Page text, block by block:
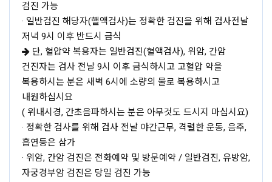
검진 가능
· 일반검진 해당자(핼액검사)는 정확한 검진을 위해 검사전날
저녁 9시 이후 반드시 금식
단, 혈압약 복용자는 일반검진(혈액검사), 위암, 간암
건진자는 검사 전날 9시 이후 금식하시고 고혈압 약을
복용하시는 분은 새벽 6시에 소량의 물로 복용하시고
내원하십시요
( 위내시경, 간초음파하시는 분은 아무것도 드시지 마십시요)
· 정확한 검사를 위해 검사 전날 야간근무, 격렬한 운동, 음주,
흡연등은 삼가
· 위암, 간암 검진은 전화예약 및 방문예약 / 일반검진, 유방암,
자궁경부암 검진은 당일 검진 가능